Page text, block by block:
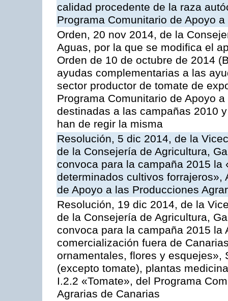
calidad procedente de la raza
Programa Comunitario de Apoyo
Orden, 20 nov 2014, de la
Aguas, por la que se modifica el
Orden de 10 de octubre de 2014
ayudas complementarias a las
sector productor de tomate de
Programa Comunitario de Apoyo
destinadas a las campañas 2010
han de regir la misma
Resolución, 5 dic 2014, de la
de la Consejería de Agricultura,
convoca para la campaña 2015 la
determinados cultivos forrajeros»,
de Apoyo a las Producciones
Resolución, 19 dic 2014, de la
de la Consejería de Agricultura,
convoca para la campaña 2015 la
comercialización fuera de
ornamentales, flores y esquejes»,
(excepto tomate), plantas
I.2.2 «Tomate», del Programa
Agrarias de Canarias